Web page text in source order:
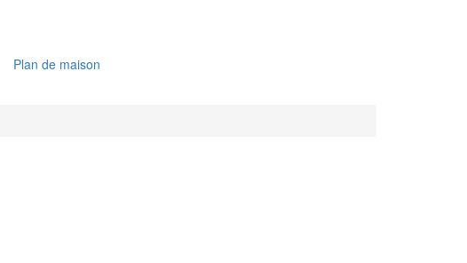
Plan de maison